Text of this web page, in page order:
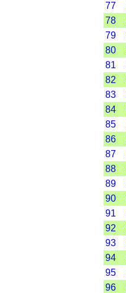
77
78
79
80
81
82
83
84
85
86
87
88
89
90
91
92
93
94
95
96